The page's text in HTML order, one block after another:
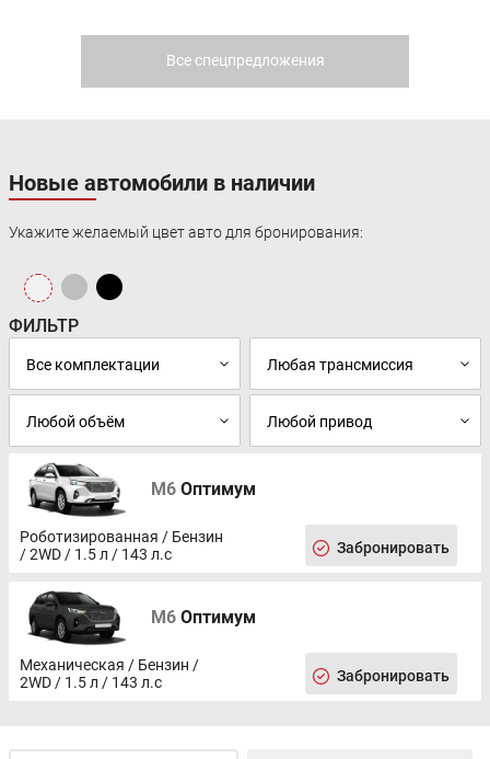
Все спецпредложения
Новые автомобили в наличии
Укажите желаемый цвет авто для бронирования:
ФИЛЬТР
M6 Оптимум
Роботизированная / Бензин
/ 2WD / 1.5 л / 143 л.с
Забронировать
M6 Оптимум
Механическая / Бензин /
2WD / 1.5 л / 143 л.с
Забронировать